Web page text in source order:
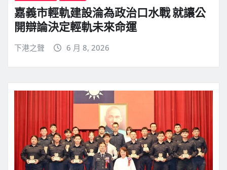
嘉義市輕軌建設淪為政治口水戰 就讓公
開辯論決定輕軌未來命運
下港之聲 6 月 8, 2026